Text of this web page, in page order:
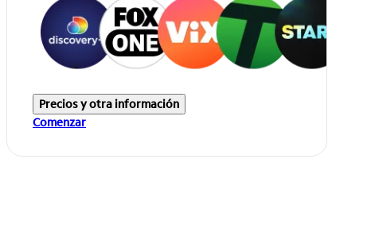
Precios y otra información
Comenzar